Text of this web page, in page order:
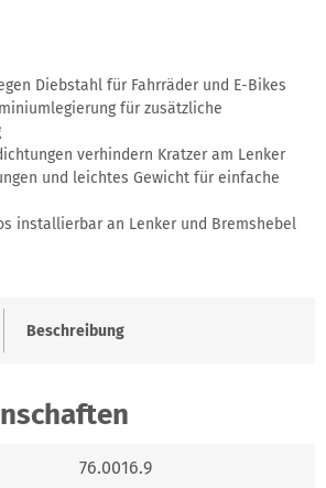
Diebstahl für Fahrräder und E-Bikes
für zusätzliche
verhindern Kratzer am Lenker
und leichtes Gewicht für einfache
installierbar an Lenker und Bremshebel
Beschreibung
76.0016.9